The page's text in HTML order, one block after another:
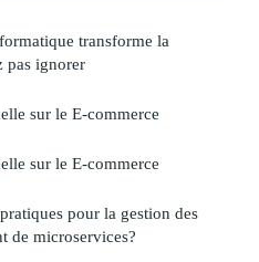
transforme la
pas ignorer
sur le E-commerce
sur le E-commerce
pour la gestion des
de microservices?